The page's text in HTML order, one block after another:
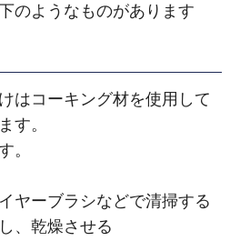
のようなものがあります
はコーキング材を使用して
す。
。
ヤーブラシなどで清掃する
、乾燥させる